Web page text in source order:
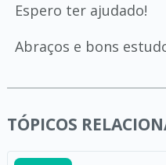
Espero ter ajudado!
Abraços e bons
TÓPICOS